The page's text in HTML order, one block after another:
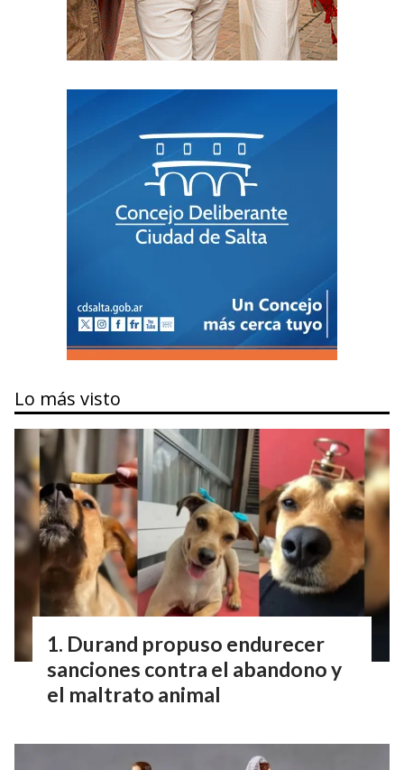
Lo más visto
Durand propuso endurecer
sanciones contra el abandono y
el maltrato animal